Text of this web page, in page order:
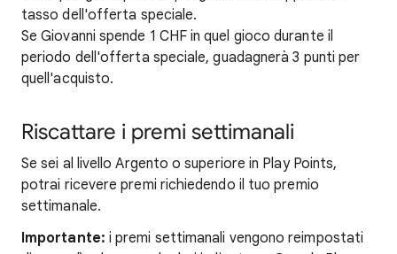
tasso dell'offerta speciale.
Se Giovanni spende 1 CHF in quel gioco durante il
periodo dell'offerta speciale, guadagnerà 3 punti per
quell'acquisto.
Riscattare i premi settimanali
Se sei al livello Argento o superiore in Play Points,
potrai ricevere premi richiedendo il tuo premio
settimanale.
Importante: i premi settimanali vengono reimpostati